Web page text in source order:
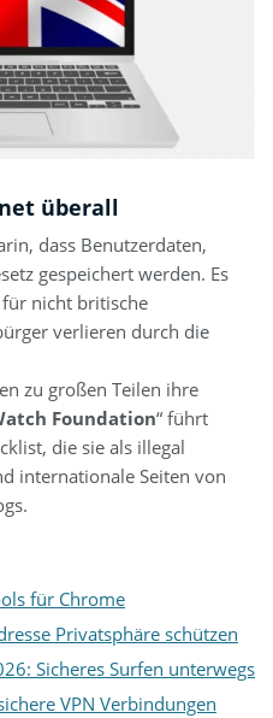
überall
dass Benutzerdaten,
gespeichert werden. Es
für nicht britische
verlieren durch die
zu großen Teilen ihre
Foundation“ führt
die sie als illegal
internationale Seiten von
für Chrome
Privatsphäre schützen
Sicheres Surfen unterwegs
VPN Verbindungen